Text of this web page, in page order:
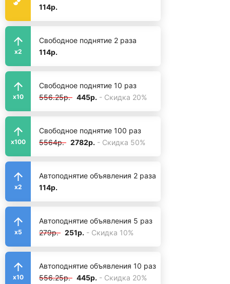
114р.
x2
Свободное поднятие 2 раза
114р.
x10
Свободное поднятие 10 раз
556.25р. 445р. - Скидка 20%
x100
Свободное поднятие 100 раз
5564р. 2782р. - Скидка 50%
x2
Автоподнятие объявления 2 раза
114р.
x5
Автоподнятие объявления 5 раз
279р. 251р. - Скидка 10%
x10
Автоподнятие объявления 10 раз
556.25р. 445р. - Скидка 20%